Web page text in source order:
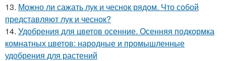
13. Можно ли сажать лук и чеснок рядом. Что собой
представляют лук и чеснок?
14. Удобрения для цветов осенние. Осенняя подкормка
комнатных цветов: народные и промышленные
удобрения для растений